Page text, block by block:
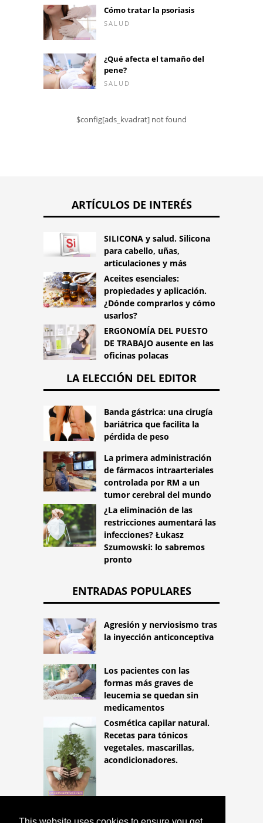
Cómo tratar la psoriasis
SALUD
¿Qué afecta el tamaño del
pene?
SALUD
$config[ads_kvadrat] not found
ARTÍCULOS DE INTERÉS
SILICONA y salud. Silicona
para cabello, uñas,
articulaciones y más
Aceites esenciales:
propiedades y aplicación.
¿Dónde comprarlos y cómo
usarlos?
ERGONOMÍA DEL PUESTO
DE TRABAJO ausente en las
oficinas polacas
LA ELECCIÓN DEL EDITOR
Banda gástrica: una cirugía
bariátrica que facilita la
pérdida de peso
La primera administración
de fármacos intraarteriales
controlada por RM a un
tumor cerebral del mundo
¿La eliminación de las
restricciones aumentará las
infecciones? Łukasz
Szumowski: lo sabremos
pronto
ENTRADAS POPULARES
Agresión y nerviosismo tras
la inyección anticonceptiva
Los pacientes con las
formas más graves de
leucemia se quedan sin
medicamentos
Cosmética capilar natural.
Recetas para tónicos
vegetales, mascarillas,
acondicionadores.